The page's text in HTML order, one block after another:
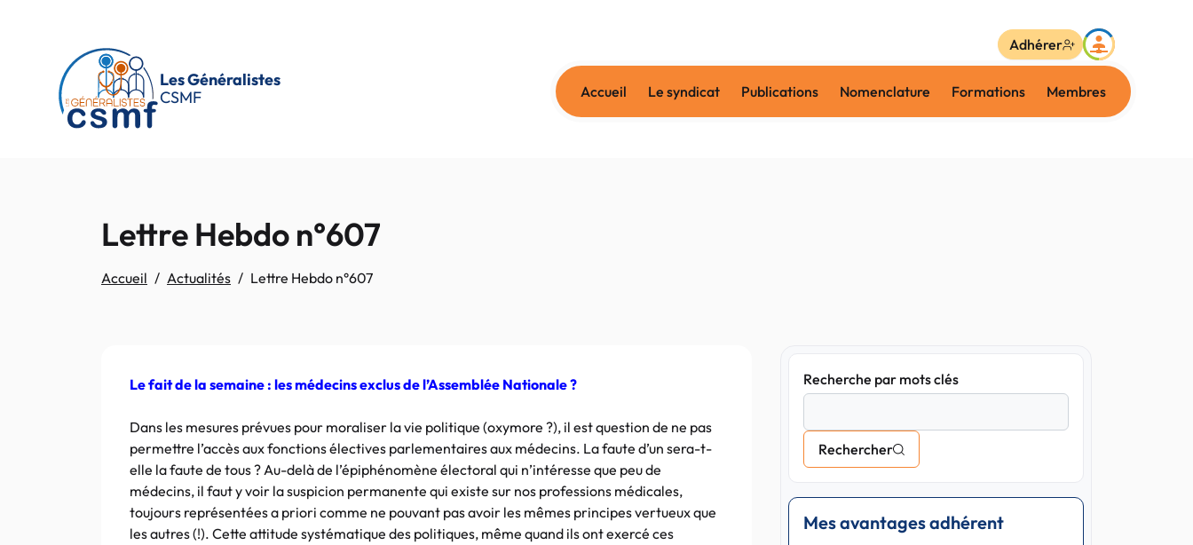
Les Généralistes
CSMF
Accueil Le syndicat Publications Nomenclature Formations Membres
Adhérer
Lettre Hebdo n°607
Accueil Actualités Lettre Hebdo n°607
Le fait de la semaine : les médecins exclus de l’Assemblée Nationale ?
Dans les mesures prévues pour moraliser la vie politique (oxymore ?), il est question de ne pas
permettre l’accès aux fonctions électives parlementaires aux médecins. La faute d’un sera-t-
elle la faute de tous ? Au-delà de l’épiphénomène électoral qui n’intéresse que peu de
médecins, il faut y voir la suspicion permanente qui existe sur nos professions médicales,
toujours représentées a priori comme ne pouvant pas avoir les mêmes principes vertueux que
les autres (!). Cette attitude systématique des politiques, même quand ils ont exercé ces
Recherche par mots clés
Rechercher
Mes avantages adhérent